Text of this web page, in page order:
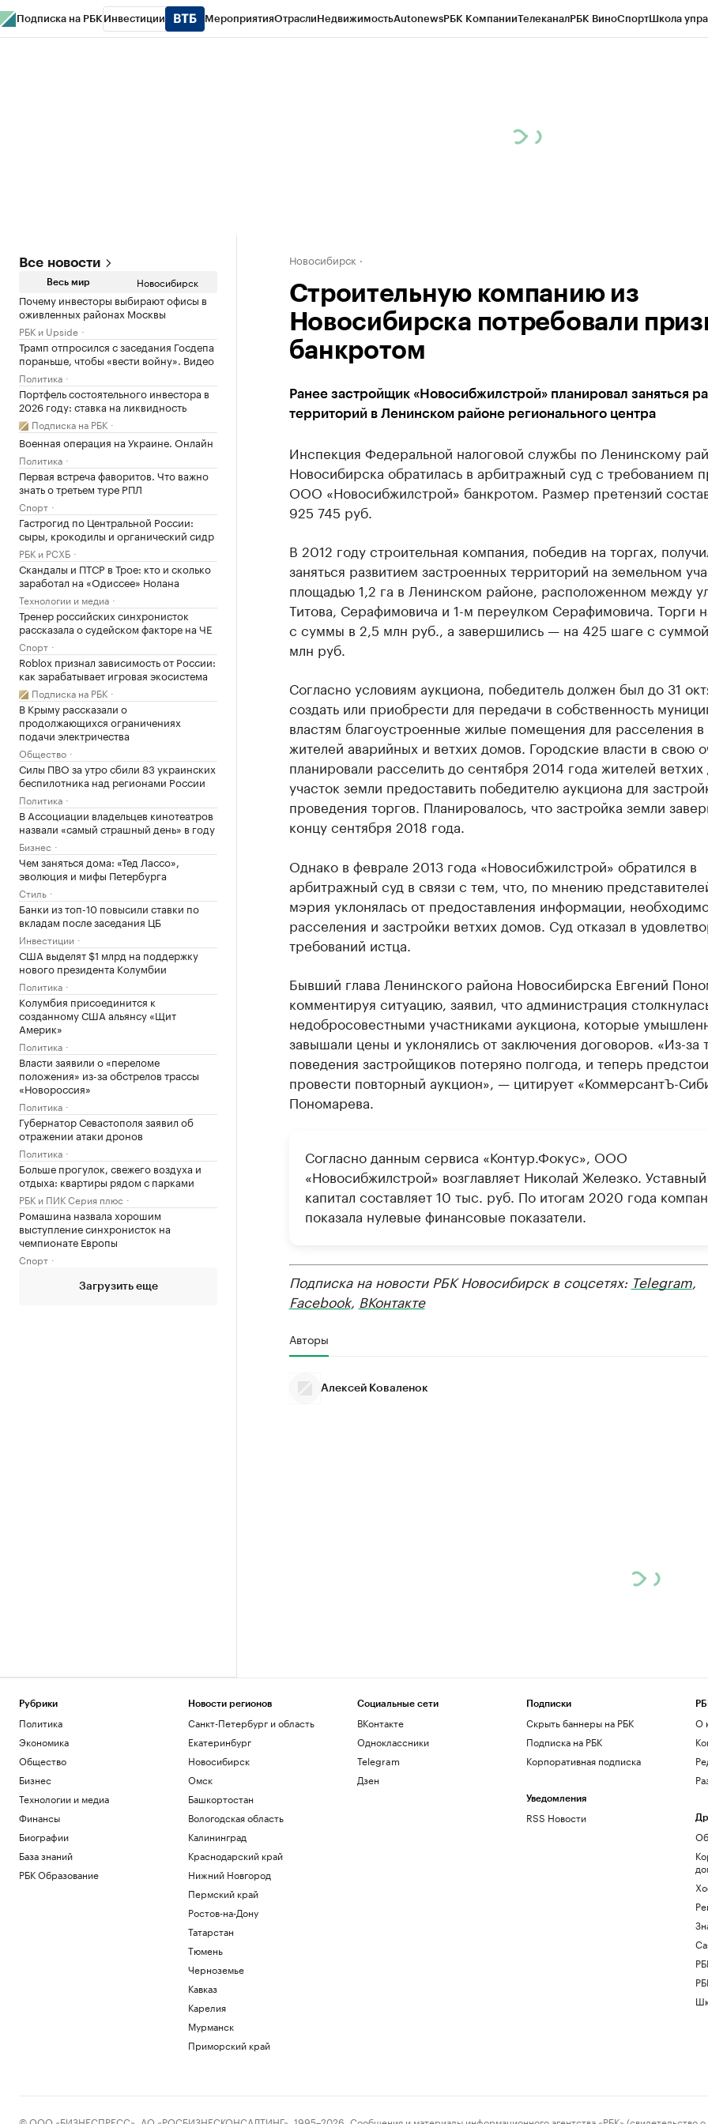
Подписка на РБК Инвестиции МероприятияОтраслиНедвижимостьAutonewsРБК КомпанииТелеканалРБК ВиноСпортШкола
Все новости
Весь мир Новосибирск
Почему инвесторы выбирают офисы в
оживленных районах Москвы
РБК и Upside
Трамп отпросился с заседания Госдепа
пораньше, чтобы «вести войну». Видео
Политика
Портфель состоятельного инвестора в
2026 году: ставка на ликвидность
Подписка на РБК
Военная операция на Украине. Онлайн
Политика
Первая встреча фаворитов. Что важно
знать о третьем туре РПЛ
Спорт
Гастрогид по Центральной России:
сыры, крокодилы и органический сидр
РБК и РСХБ
Скандалы и ПТСР в Трое: кто и сколько
заработал на «Одиссее» Нолана
Технологии и медиа
Тренер российских синхронисток
рассказала о судейском факторе на ЧЕ
Спорт
Roblox признал зависимость от России:
как зарабатывает игровая экосистема
Подписка на РБК
В Крыму рассказали о
продолжающихся ограничениях
подачи электричества
Общество
Силы ПВО за утро сбили 83 украинских
беспилотника над регионами России
Политика
В Ассоциации владельцев кинотеатров
назвали «самый страшный день» в году
Бизнес
Чем заняться дома: «Тед Лассо»,
эволюция и мифы Петербурга
Стиль
Банки из топ-10 повысили ставки по
вкладам после заседания ЦБ
Инвестиции
США выделят $1 млрд на поддержку
нового президента Колумбии
Политика
Колумбия присоединится к
созданному США альянсу «Щит
Америк»
Политика
Власти заявили о «переломе
положения» из-за обстрелов трассы
«Новороссия»
Политика
Губернатор Севастополя заявил об
отражении атаки дронов
Политика
Больше прогулок, свежего воздуха и
отдыха: квартиры рядом с парками
РБК и ПИК Серия плюс
Ромашина назвала хорошим
выступление синхронисток на
чемпионате Европы
Спорт
Загрузить еще
Новосибирск
Строительную компанию из
Новосибирска потребовали
банкротом
Ранее застройщик «Новосибжилстрой» планировал заняться
территорий в Ленинском районе регионального центра
Инспекция Федеральной налоговой службы по Ленинскому
Новосибирска обратилась в арбитражный суд с требованием
ООО «Новосибжилстрой» банкротом. Размер претензий
925 745 руб.
В 2012 году строительная компания, победив на торгах,
заняться развитием застроенных территорий на земельном
площадью 1,2 га в Ленинском районе, расположенном между
Титова, Серафимовича и 1-м переулком Серафимовича. Торги
с суммы в 2,5 млн руб., а завершились — на 425 шаге с
млн руб.
Согласно условиям аукциона, победитель должен был до 31
создать или приобрести для передачи в собственность
властям благоустроенные жилые помещения для расселения в
жителей аварийных и ветхих домов. Городские власти в свою
планировали расселить до сентября 2014 года жителей
участок земли предоставить победителю аукциона для
проведения торгов. Планировалось, что застройка земли
концу сентября 2018 года.
Однако в феврале 2013 года «Новосибжилстрой» обратился в
арбитражный суд в связи с тем, что, по мнению
мэрия уклонялась от предоставления информации,
расселения и застройки ветхих домов. Суд отказал в
требований истца.
Бывший глава Ленинского района Новосибирска Евгений
комментируя ситуацию, заявил, что администрация
недобросовестными участниками аукциона, которые
завышали цены и уклонялись от заключения договоров. «Из-за
поведения застройщиков потеряно полгода, и теперь
провести повторный аукцион», — цитирует «КоммерсантЪ-
Пономарева.
Согласно данным сервиса «Контур.Фокус», ООО
«Новосибжилстрой» возглавляет Николай Железко. Уставный
капитал составляет 10 тыс. руб. По итогам 2020 года
показала нулевые финансовые показатели.
Подписка на новости РБК Новосибирск в соцсетях: Telegram,
Facebook, ВКонтакте
Авторы
Алексей Коваленок
Рубрики
Политика
Экономика
Общество
Бизнес
Технологии и медиа
Финансы
Биографии
База знаний
РБК Образование
Новости регионов
Санкт-Петербург и область
Екатеринбург
Новосибирск
Омск
Башкортостан
Вологодская область
Калининград
Краснодарский край
Нижний Новгород
Пермский край
Ростов-на-Дону
Татарстан
Тюмень
Черноземье
Кавказ
Карелия
Мурманск
Приморский край
Социальные сети
ВКонтакте
Одноклассники
Telegram
Дзен
Подписки
Скрыть баннеры на РБК
Подписка на РБК
Корпоративная подписка
Уведомления
RSS Новости
О